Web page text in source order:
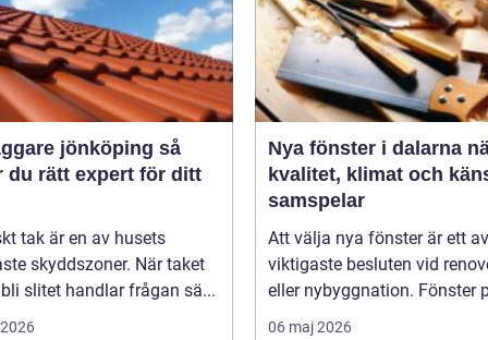
jönköping så
du rätt expert för ditt
tak är en av husets
skyddszoner. När taket
slitet handlar frågan sä...
Nya fönster i dalarna när
kvalitet, klimat och
samspelar
Att välja nya fönster är ett
viktigaste besluten vid
eller nybyggnation. Fönster
06 maj 2026